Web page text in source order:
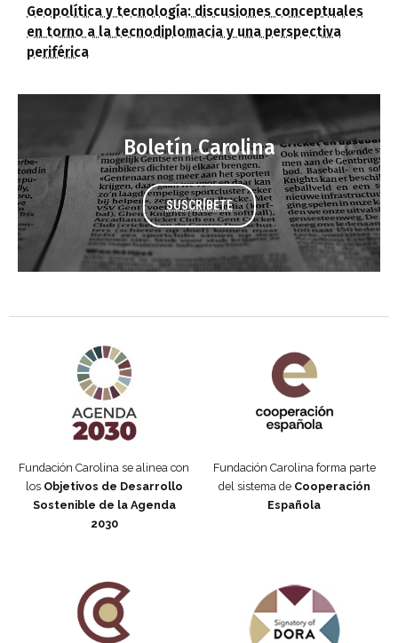
Geopolítica y tecnología: discusiones conceptuales
en torno a la tecnodiplomacia y una perspectiva
periférica
Boletín Carolina
SUSCRÍBETE
Fundación Carolina se alinea con
los Objetivos de Desarrollo
Sostenible de la Agenda
2030
Fundación Carolina forma parte
del sistema de Cooperación
Española